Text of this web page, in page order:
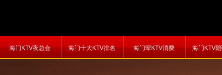
海门KTV夜总会 海门十大KTV排名 海门荤KTV消费 海门KTV